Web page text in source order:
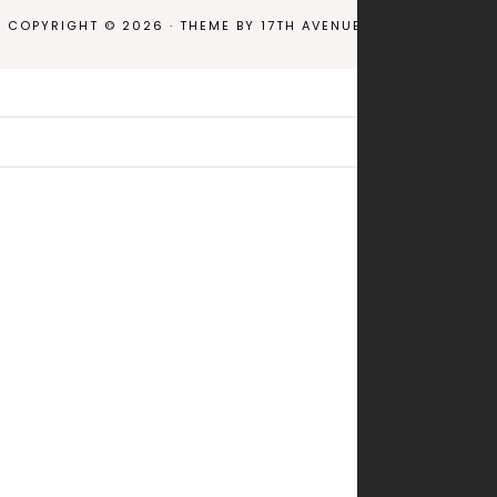
COPYRIGHT © 2026 · THEME BY 17TH AVENUE